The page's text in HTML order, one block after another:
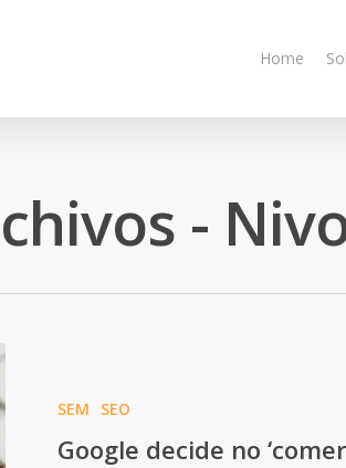
Home
-
SEM SEO
Google decide no